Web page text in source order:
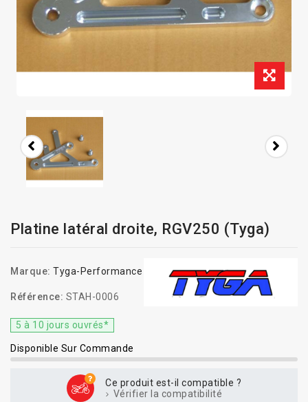
Platine latéral droite, RGV250 (Tyga)
Marque: Tyga-Performance
Référence: STAH-0006
5 à 10 jours ouvrés*
Disponible Sur Commande
Ce produit est-il compatible ?
Vérifier la compatibilité